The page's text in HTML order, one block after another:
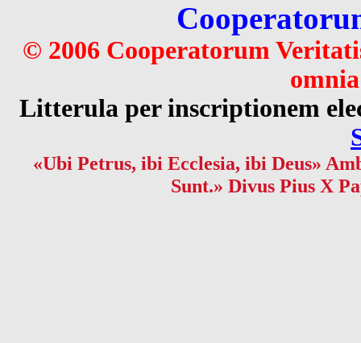
© 2006 Cooperatorum
Litterula per inscriptionem
«Ubi Petrus, ibi Ecclesia, ibi Deus»
Sunt.» Divus Pius X